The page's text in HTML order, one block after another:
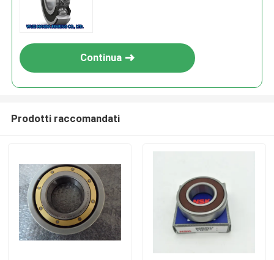
Continua
Prodotti raccomandati